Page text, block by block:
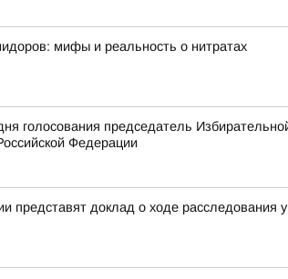
мифы и реальность о нитратах
голосования председатель
Федерации
представят доклад о ходе расследования